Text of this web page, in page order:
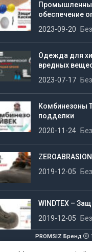
обеспечение
2023-09-20
Одежда для
вредных
2023-07-17
Комбинезоны
подделки
2020-11-24
2019-12-05
WINDTEX –
2019-12-05
PROMSIZ Бренд